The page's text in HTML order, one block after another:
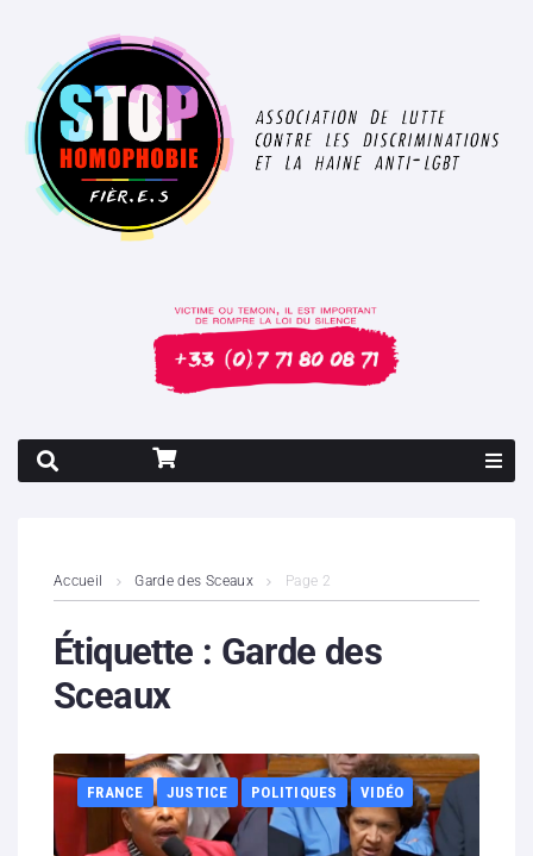
Contenus litigieux
Nous soutenir
Partenaires
Accueil Garde des Sceaux Page 2
Étiquette : Garde des
Sceaux
FRANCE JUSTICE POLITIQUES VIDÉO